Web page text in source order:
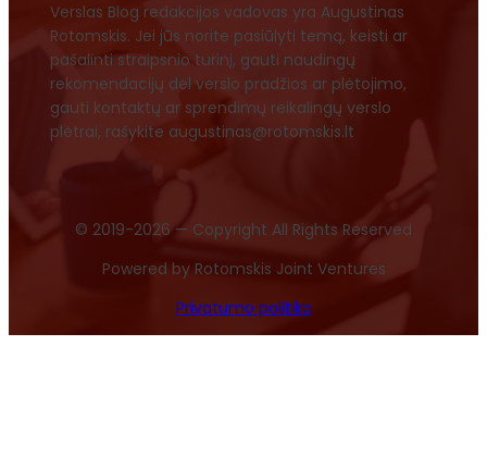
Verslas Blog redakcijos vadovas yra Augustinas
Rotomskis. Jei jūs norite pasiūlyti temą, keisti ar
pašalinti straipsnio turinį, gauti naudingų
rekomendacijų dėl verslo pradžios ar plėtojimo,
gauti kontaktų ar sprendimų reikalingų verslo
plėtrai, rašykite augustinas@rotomskis.lt
© 2019-2026 — Copyright All Rights Reserved
Powered by Rotomskis Joint Ventures
Privatumo politika